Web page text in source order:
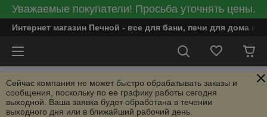
Уважаемые покупатели! Просьба уточнять цены.
Интернет магазин Печной - все для бани, печи для дома и
Сейчас компания не может быстро обрабатывать заказы и
сообщения, поскольку по ее графику работы сегодня
выходной. Ваша заявка будет обработана в течении
выходного дня или в ближайший рабочий день.